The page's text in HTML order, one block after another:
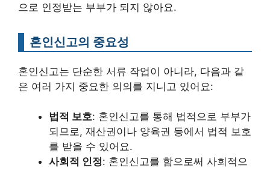
으로 인정받는 부부가 되지 않아요.
혼인신고의 중요성
혼인신고는 단순한 서류 작업이 아니라, 다음과 같
은 여러 가지 중요한 의의를 지니고 있어요:
법적 보호: 혼인신고를 통해 법적으로 부부가
되므로, 재산권이나 양육권 등에서 법적 보호
를 받을 수 있어요.
사회적 인정: 혼인신고를 함으로써 사회적으